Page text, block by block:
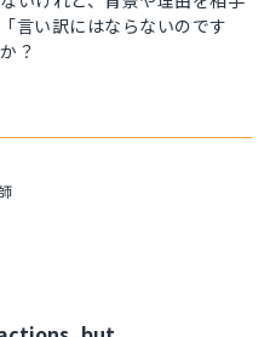
言い訳にはならないのです
？